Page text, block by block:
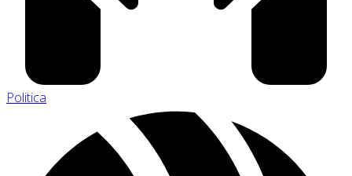
Politica